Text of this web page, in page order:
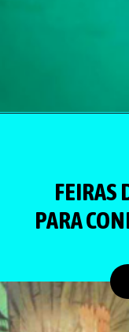
FEIRAS
PARA